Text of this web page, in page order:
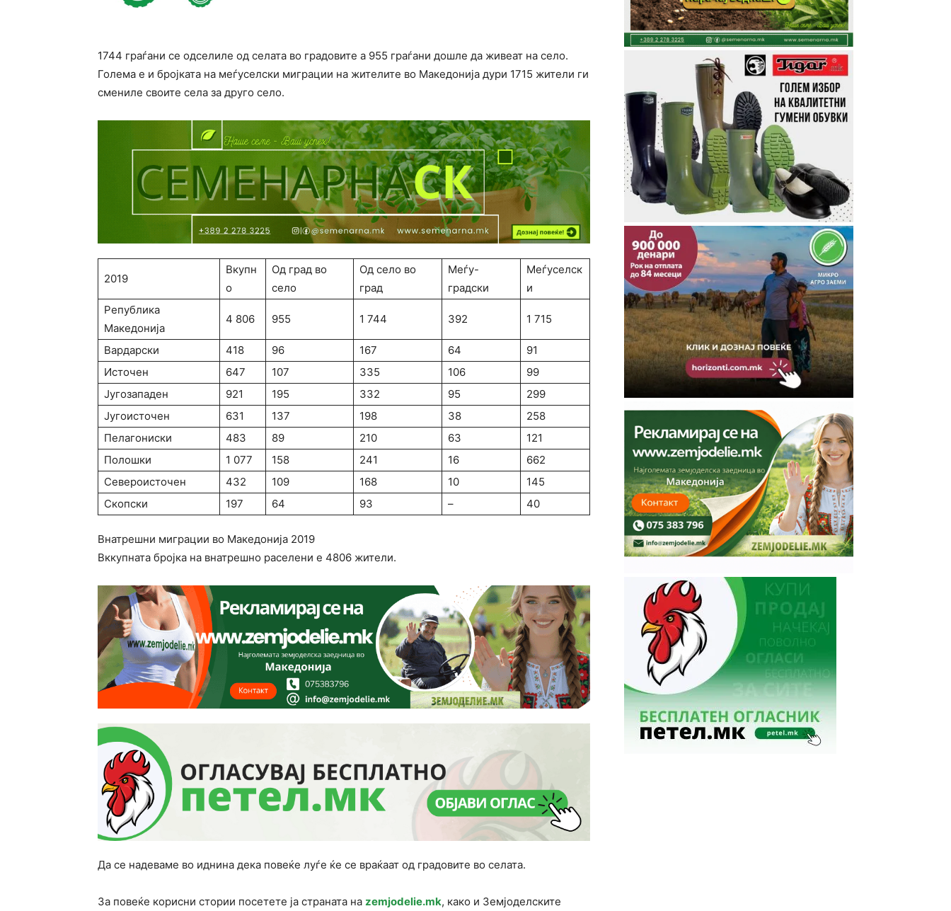
1744 граѓани се одселиле од селата во градовите а 955 граѓани дошле да живеат на село.
Голема е и бројката на меѓуселски миграции на жителите во Македонија дури 1715 жители ги
смениле своите села за друго село.
2019
Вкупн
о
Од град во
село
Од село во
град
Меѓу-
градски
Меѓуселск
и
Република
Македонија
4 806 955 1 744 392 1 715
Вардарски 418 96 167 64
91
Источен
647 107 335 106
99
Југозападен
921 195 332 95
299
Југоисточен
631 137 198 38
258
Пелагониски
483 89 210 63
121
Полошки
1 077 158 241 16
662
Североисточен
432 109 168 10
145
Скопски
197 64 93 – 40
Внатрешни миграции во Македонија 2019
Вккупната бројка на внатрешно раселени е 4806 жители.
Да се надеваме во иднина дека повеќе луѓе ќе се враќаат од градовите во селата.
За повеќе корисни стории посетете ја страната на zemjodelie.mk, како и Земјоделските